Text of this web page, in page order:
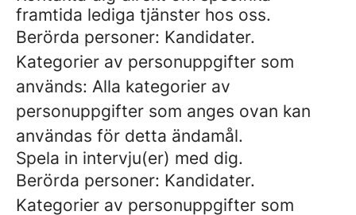
framtida lediga tjänster hos oss.
Berörda personer: Kandidater.
Kategorier av personuppgifter som
används: Alla kategorier av
personuppgifter som anges ovan kan
användas för detta ändamål.
Spela in intervju(er) med dig.
Berörda personer: Kandidater.
Kategorier av personuppgifter som